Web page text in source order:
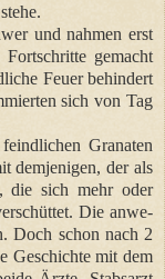
und nahmen erst
gemacht
Feuer behindert
sich von Tag
Granaten
demjenigen, der als
die sich mehr oder
Die anwe-
Doch schon nach 2
Geschichte mit dem